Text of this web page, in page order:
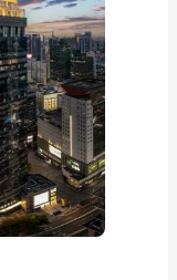
Lujiazui